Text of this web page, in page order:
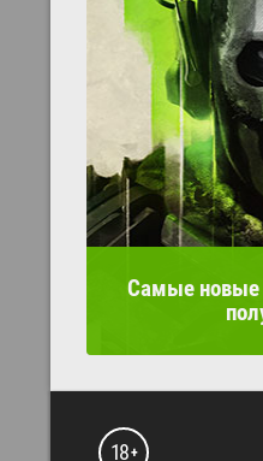
Самые новые
18 +